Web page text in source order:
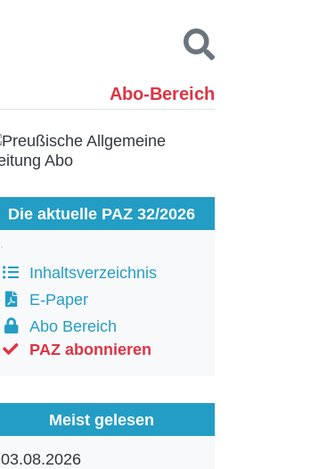
Abo-Bereich
Kontakt
Die aktuelle PAZ 32/2026
Inhaltsverzeichnis
E-Paper
Abo Bereich
PAZ abonnieren
Meist gelesen
03.08.2026